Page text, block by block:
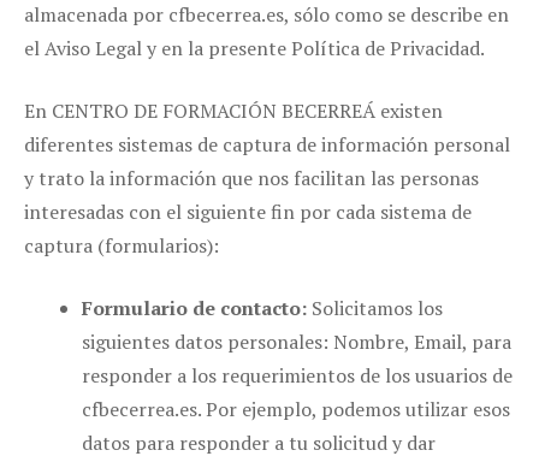
almacenada por cfbecerrea.es, sólo como se describe en
el Aviso Legal y en la presente Política de Privacidad.
En CENTRO DE FORMACIÓN BECERREÁ existen
diferentes sistemas de captura de información personal
y trato la información que nos facilitan las personas
interesadas con el siguiente fin por cada sistema de
captura (formularios):
Formulario de contacto: Solicitamos los
siguientes datos personales: Nombre, Email, para
responder a los requerimientos de los usuarios de
cfbecerrea.es. Por ejemplo, podemos utilizar esos
datos para responder a tu solicitud y dar